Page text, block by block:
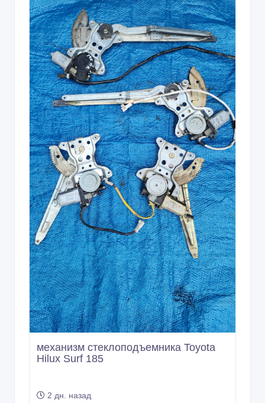
механизм стеклоподъемника Toyota
Hilux Surf 185
2 дн. назад